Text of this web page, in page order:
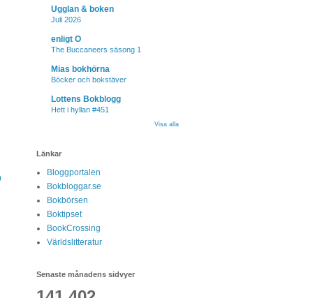
Ugglan & boken
Juli 2026
enligt O
The Buccaneers säsong 1
Mias bokhörna
Böcker och bokstäver
Lottens Bokblogg
Hett i hyllan #451
Visa alla
Länkar
Bloggportalen
Bokbloggar.se
Bokbörsen
Boktipset
BookCrossing
Världslitteratur
Senaste månadens sidvyer